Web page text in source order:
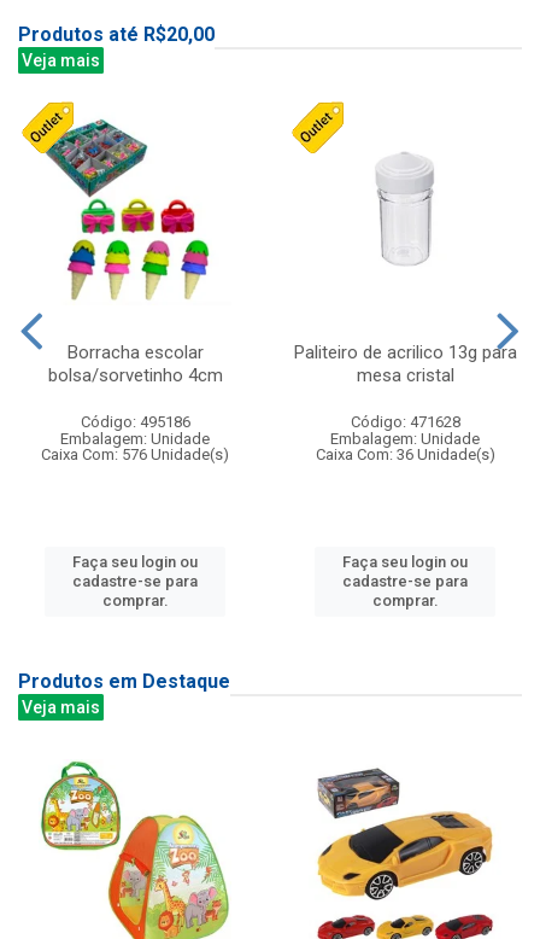
Produtos até R$20,00
Veja mais
Borracha escolar
bolsa/sorvetinho 4cm
Código: 495186
Embalagem: Unidade
Caixa Com: 576 Unidade(s)
Faça seu login ou
cadastre-se para
comprar.
Paliteiro de acrilico 13g para
mesa cristal
Código: 471628
Embalagem: Unidade
Caixa Com: 36 Unidade(s)
Faça seu login ou
cadastre-se para
comprar.
Produtos em Destaque
Veja mais